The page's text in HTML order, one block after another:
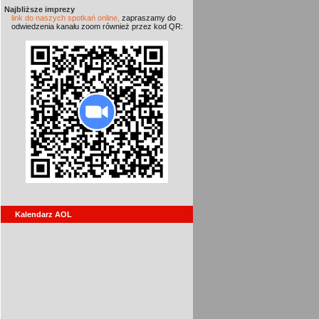
Najbliższe imprezy
link do naszych spotkań online, zapraszamy do
odwiedzenia kanału zoom również przez kod QR:
Kalendarz AOL